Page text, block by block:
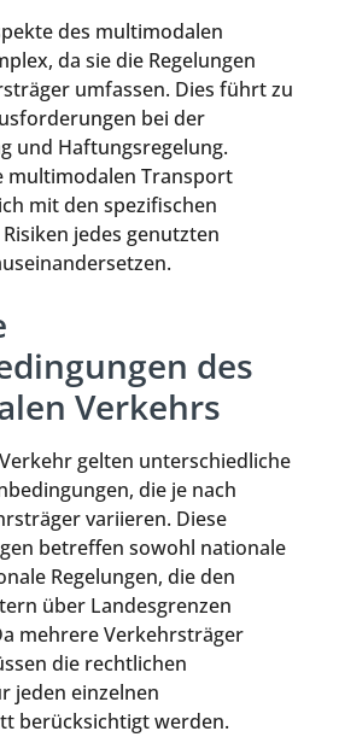
des multimodalen
da sie die Regelungen
umfassen. Dies führt zu
bei der
und Haftungsregelung.
multimodalen Transport
mit den spezifischen
jedes genutzten
des
Verkehrs
gelten unterschiedliche
die je nach
variieren. Diese
betreffen sowohl nationale
Regelungen, die den
über Landesgrenzen
mehrere Verkehrsträger
die rechtlichen
jeden einzelnen
berücksichtigt werden.